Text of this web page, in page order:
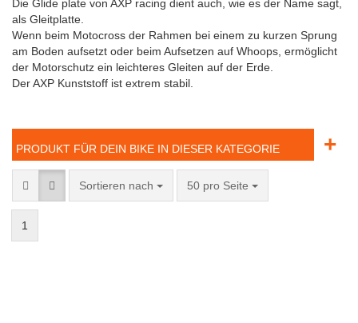
Die Glide plate von AXP racing dient auch, wie es der Name sagt,
als Gleitplatte.
Wenn beim Motocross der Rahmen bei einem zu kurzen Sprung
am Boden aufsetzt oder beim Aufsetzen auf Whoops, ermöglicht
der Motorschutz ein leichteres Gleiten auf der Erde.
Der AXP Kunststoff ist extrem stabil.
PRODUKT FÜR DEIN BIKE IN DIESER KATEGORIE +
Sortieren nach 50 pro Seite
1